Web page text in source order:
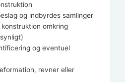
og indbyrdes samlinger
omkring
og eventuel
revner eller